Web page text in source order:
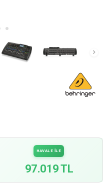
HAVALE İLE
97.019 TL